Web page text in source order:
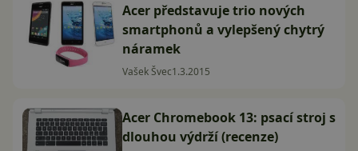
Acer představuje trio nových
smartphonů a vylepšený chytrý
náramek
Vašek Švec1.3.2015
Acer Chromebook 13: psací stroj s
dlouhou výdrží (recenze)